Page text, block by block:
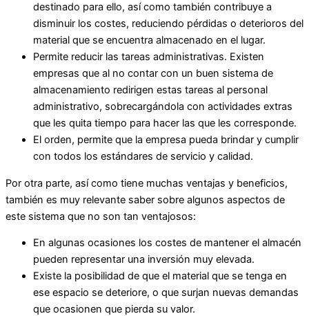
destinado para ello, así como también contribuye a
disminuir los costes, reduciendo pérdidas o deterioros del
material que se encuentra almacenado en el lugar.
Permite reducir las tareas administrativas. Existen
empresas que al no contar con un buen sistema de
almacenamiento redirigen estas tareas al personal
administrativo, sobrecargándola con actividades extras
que les quita tiempo para hacer las que les corresponde.
El orden, permite que la empresa pueda brindar y cumplir
con todos los estándares de servicio y calidad.
Por otra parte, así como tiene muchas ventajas y beneficios,
también es muy relevante saber sobre algunos aspectos de
este sistema que no son tan ventajosos:
En algunas ocasiones los costes de mantener el almacén
pueden representar una inversión muy elevada.
Existe la posibilidad de que el material que se tenga en
ese espacio se deteriore, o que surjan nuevas demandas
que ocasionen que pierda su valor.